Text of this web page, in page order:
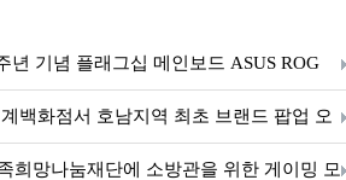
년 기념 플래그십 메인보드 ASUS ROG
20 국내 출시 예정
백화점서 호남지역 최초 브랜드 팝업 오
희망나눔재단에 소방관을 위한 게이밍 모